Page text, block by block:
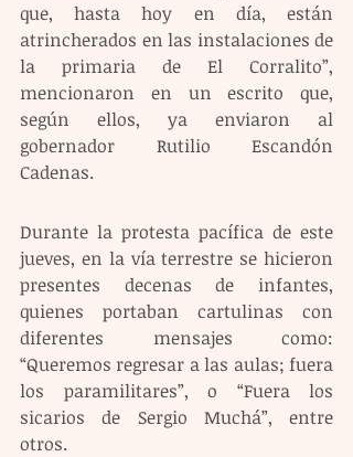
que, hasta hoy en día, están
atrincherados en las instalaciones de
la primaria de El Corralito”,
mencionaron en un escrito que,
según ellos, ya enviaron al
gobernador Rutilio Escandón
Cadenas.
Durante la protesta pacífica de este
jueves, en la vía terrestre se hicieron
presentes decenas de infantes,
quienes portaban cartulinas con
diferentes mensajes como:
“Queremos regresar a las aulas; fuera
los paramilitares”, o “Fuera los
sicarios de Sergio Muchá”, entre
otros.